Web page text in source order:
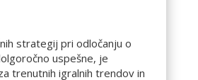
strategij pri odločanju o
uspešne, je
trenutnih igralnih trendov in